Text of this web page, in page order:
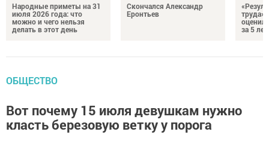
Народные приметы на 31
июля 2026 года: что
можно и чего нельзя
делать в этот день
Скончался Александр
Еронтьев
за 5 лет
ОБЩЕСТВО
Вот почему 15 июля девушкам нужно
класть березовую ветку у порога